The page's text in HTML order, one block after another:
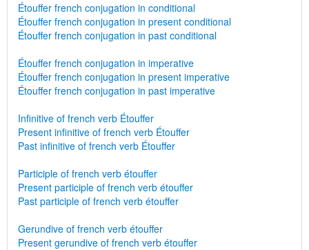
Étouffer french conjugation in conditional
Étouffer french conjugation in present conditional
Étouffer french conjugation in past conditional
Étouffer french conjugation in imperative
Étouffer french conjugation in present imperative
Étouffer french conjugation in past imperative
Infinitive of french verb Étouffer
Present infinitive of french verb Étouffer
Past infinitive of french verb Étouffer
Participle of french verb étouffer
Present participle of french verb étouffer
Past participle of french verb étouffer
Gerundive of french verb étouffer
Present gerundive of french verb étouffer